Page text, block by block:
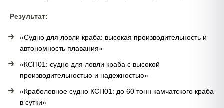
Результат:
«Судно для ловли краба: высокая производительность и
автономность плавания»
«КСП01: судно для ловли краба с высокой
производительностью и надежностью»
«Краболовное судно КСП01: до 60 тонн камчатского краба
в сутки»